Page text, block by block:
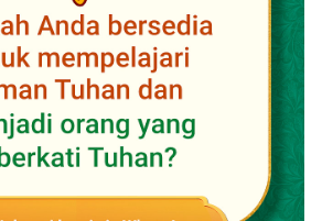
Aku tidak menghakiminya:
bukan untuk menghakimi dunia,
dunia. Dia yang
menerima firman-Ku, sudah
firman yang Aku
akan menghakiminya di akhir